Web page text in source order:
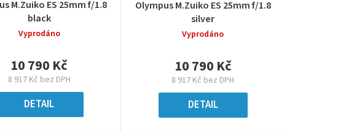
M.Zuiko ES 25mm f/1.8
black
Vyprodáno
8 917 Kč bez DPH
10 790 Kč
DETAIL
Olympus M.Zuiko ES 25mm f/1.8
silver
Vyprodáno
8 917 Kč bez DPH
10 790 Kč
DETAIL